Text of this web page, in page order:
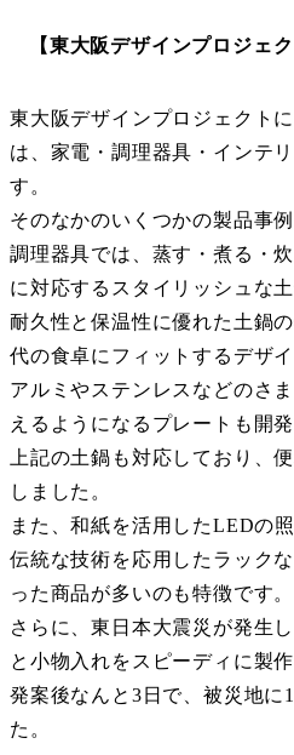
【東大阪デザインプロジェ
東大阪デザインプロジェクト
は、家電・調理器具・インテ
す。
そのなかのいくつかの製品事
調理器具では、蒸す・煮る・
に対応するスタイリッシュな
耐久性と保温性に優れた土鍋
代の食卓にフィットするデザ
アルミやステンレスなどのさ
えるようになるプレートも開発
上記の土鍋も対応しており、
しました。
また、和紙を活用したLEDの
伝統な技術を応用したラック
った商品が多いのも特徴です。
さらに、東日本大震災が発生
と小物入れをスピーディに製作
発案後なんと3日で、被災地に
た。